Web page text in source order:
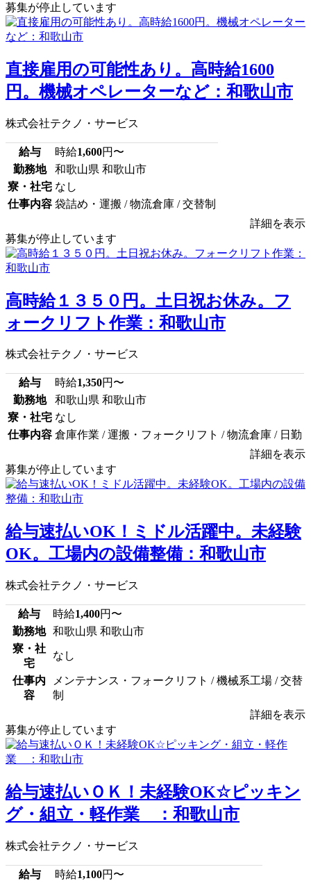
募集が停止しています
直接雇用の可能性あり。高時給1600
円。機械オペレーターなど：和歌山市
株式会社テクノ・サービス
給与 時給1,600円〜
勤務地
和歌山県 和歌山市
寮・社宅 なし
仕事内容 袋詰め・運搬 / 物流倉庫 / 交替制
詳細を表示
募集が停止しています
高時給１３５０円。土日祝お休み。フ
ォークリフト作業：和歌山市
株式会社テクノ・サービス
給与 時給1,350円〜
勤務地
和歌山県 和歌山市
寮・社宅 なし
仕事内容 倉庫作業 / 運搬・フォークリフト / 物流倉庫 / 日勤
詳細を表示
募集が停止しています
給与速払いOK！ミドル活躍中。未経験
OK。工場内の設備整備：和歌山市
株式会社テクノ・サービス
給与 時給1,400円〜
勤務地
和歌山県 和歌山市
寮・社
宅
なし
仕事内
容
メンテナンス・フォークリフト / 機械系工場 / 交替
制
詳細を表示
募集が停止しています
給与速払いＯＫ！未経験OK☆ピッキン
グ・組立・軽作業 ：和歌山市
株式会社テクノ・サービス
給与 時給1,100円〜